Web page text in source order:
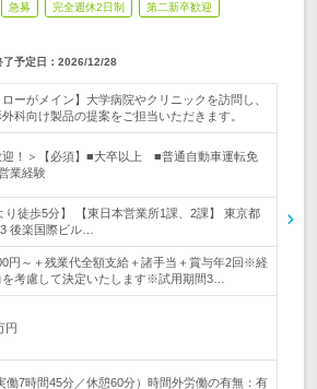
急募 完全週休2日制 第二新卒歓迎
了予定日： 2026/12/28
ローがメイン】大学病院やクリニックを訪問し、
科向け製品の提案をご担当いただきます。
迎！＞【必須】■大卒以上 ■普通自動車運転免
業経験
り徒歩5分】 【東日本営業所1課、2課】 東京都
後楽国際ビル…
円～＋残業代全額支給＋諸手当＋賞与年2回※経
考慮して決定いたします※試用期間3…
円
働7時間45分／休憩60分）時間外労働の有無：有